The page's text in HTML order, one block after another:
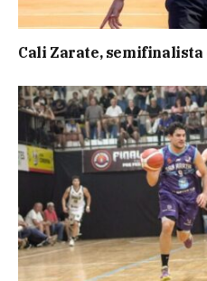
Cali Zarate, semifinalista